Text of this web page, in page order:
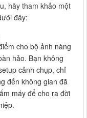
hãy tham khảo một
đây:
cho bộ ảnh nàng
hảo. Bạn không
cảnh chụp, chỉ
đến không gian đã
máy để cho ra đời